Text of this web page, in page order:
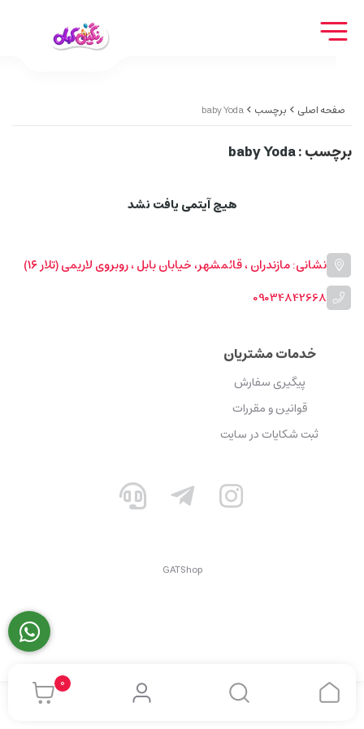
0
صفحه اصلی برچسب baby Yoda
برچسب: baby Yoda
هیچ آیتمی یافت نشد
نشانی: مازندران ، قائمشهر، خیابان بابل ، روبروی لاریمی (تلار ۱۶)
09034842668
خدمات مشتریان
پیگیری سفارش
قوانین و مقررات
ثبت شکایات در سایت
GATShop